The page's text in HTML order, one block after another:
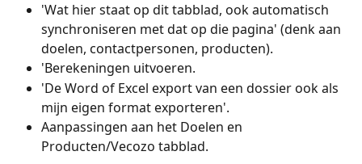
'Wat hier staat op dit tabblad, ook automatisch
synchroniseren met dat op die pagina' (denk aan
doelen, contactpersonen, producten).
'Berekeningen uitvoeren.
'De Word of Excel export van een dossier ook als
mijn eigen format exporteren'.
Aanpassingen aan het Doelen en
Producten/Vecozo tabblad. ​